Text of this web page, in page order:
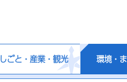
しごと・産業・観光 環境・